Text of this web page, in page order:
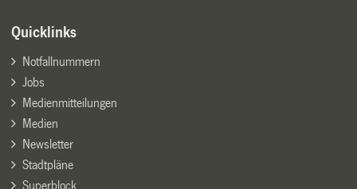
Quicklinks
Notfallnummern
Jobs
Medienmitteilungen
Medien
Newsletter
Stadtpläne
Superblock